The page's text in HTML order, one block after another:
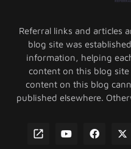
Referral links and articles
blog site was
information, helping
content on this blog
content on this blog
published elsewhere.